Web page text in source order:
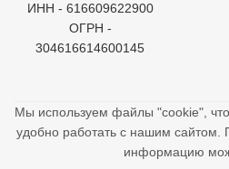
ИНН - 616609622900
ОГРН -
304616614600145
Мы используем файлы "cookie",
удобно работать с нашим сайтом.
информацию